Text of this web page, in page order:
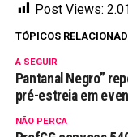
Post Views:
TÓPICOS
A SEGUIR
Pantanal Negro”
pré-estreia em
NÃO PERCA